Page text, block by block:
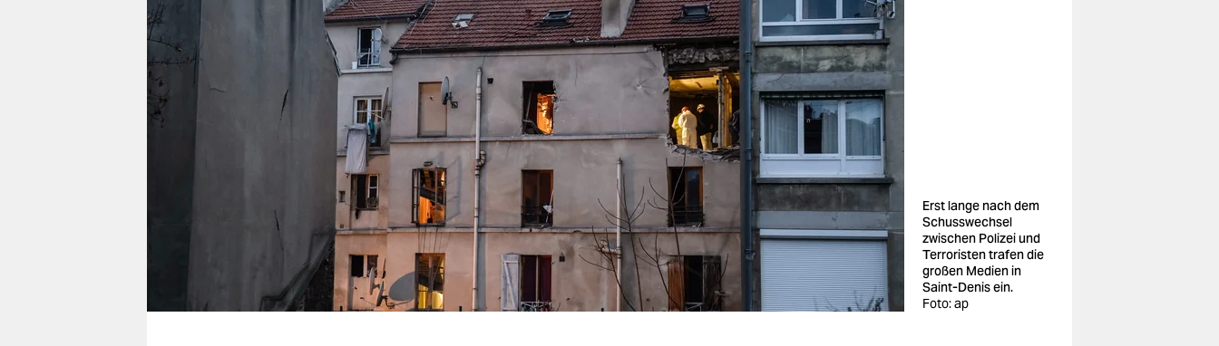
wahrheit
verlag
verlag
genossenschaft
Erst lange nach dem
Schusswechsel
zwischen Polizei und
Terroristen trafen die
großen Medien in
Saint-Denis ein.
Foto: ap